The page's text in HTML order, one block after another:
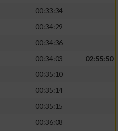
00:33:34
00:34:29
00:34:36
00:34:03
02:55:50
00:35:10
00:35:14
00:35:15
00:36:08